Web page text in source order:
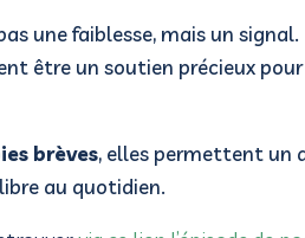
une faiblesse, mais un signal.
être un soutien précieux
brèves, elles permettent un
au quotidien.